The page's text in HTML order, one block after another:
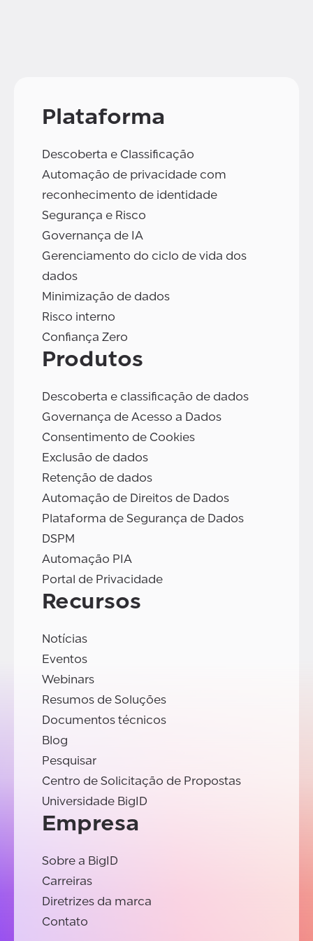
Plataforma
Descoberta e Classificação
Automação de privacidade com
reconhecimento de identidade
Segurança e Risco
Governança de IA
Gerenciamento do ciclo de vida dos
dados
Minimização de dados
Risco interno
Confiança Zero
Produtos
Descoberta e classificação de dados
Governança de Acesso a Dados
Consentimento de Cookies
Exclusão de dados
Retenção de dados
Automação de Direitos de Dados
Plataforma de Segurança de Dados
DSPM
Automação PIA
Portal de Privacidade
Recursos
Notícias
Eventos
Webinars
Resumos de Soluções
Documentos técnicos
Blog
Pesquisar
Centro de Solicitação de Propostas
Universidade BigID
Empresa
Sobre a BigID
Carreiras
Diretrizes da marca
Contato